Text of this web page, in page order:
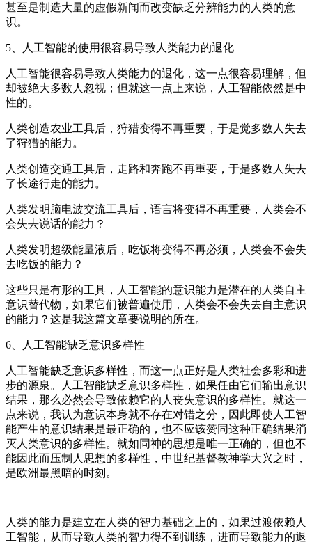
甚至是制造大量的虚假新闻而改变缺乏分辨能力的人类的意
识。
5、人工智能的使用很容易导致人类能力的退化
人工智能很容易导致人类能力的退化，这一点很容易理解，但
却被绝大多数人忽视；但就这一点上来说，人工智能依然是中
性的。
人类创造农业工具后，狩猎变得不再重要，于是觉多数人失去
了狩猎的能力。
人类创造交通工具后，走路和奔跑不再重要，于是多数人失去
了长途行走的能力。
人类发明脑电波交流工具后，语言将变得不再重要，人类会不
会失去说话的能力？
人类发明超级能量液后，吃饭将变得不再必须，人类会不会失
去吃饭的能力？
这些只是有形的工具，人工智能的意识能力是潜在的人类自主
意识替代物，如果它们被普遍使用，人类会不会失去自主意识
的能力？这是我这篇文章要说明的所在。
6、人工智能缺乏意识多样性
人工智能缺乏意识多样性，而这一点正好是人类社会多彩和进
步的源泉。人工智能缺乏意识多样性，如果任由它们输出意识
结果，那么必然会导致依赖它的人丧失意识的多样性。就这一
点来说，我认为意识本身就不存在对错之分，因此即使人工智
能产生的意识结果是最正确的，也不应该赞同这种正确结果消
灭人类意识的多样性。就如同神的思想是唯一正确的，但也不
能因此而压制人思想的多样性，中世纪基督教神学大兴之时，
是欧洲最黑暗的时刻。
人类的能力是建立在人类的智力基础之上的，如果过渡依赖人
工智能，从而导致人类的智力得不到训练，进而导致能力的退